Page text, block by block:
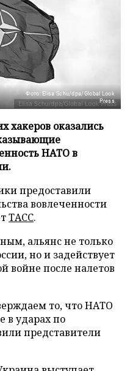
Фото: Elisa Schu/dpa/Global Look
Press
хакеров оказались
НАТО в
предоставили
вовлеченности
ТАСС.
альянс не только
но и задействует
войне после налетов
то, что НАТО
в ударах по
представители